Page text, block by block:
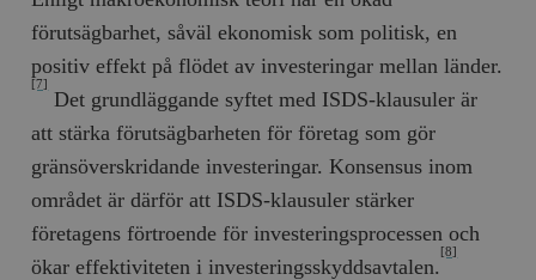
förutsägbarhet, såväl ekonomisk som politisk, en
positiv effekt på flödet av investeringar mellan länder.
[7]
Det grundläggande syftet med ISDS-klausuler är
att stärka förutsägbarheten för företag som gör
gränsöverskridande investeringar. Konsensus inom
området är därför att ISDS-klausuler stärker
företagens förtroende för investeringsprocessen och
ökar effektiviteten i investeringsskyddsavtalen.
[8]